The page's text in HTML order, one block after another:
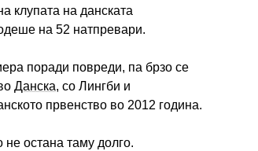
клупата на данската
на 52 натпревари.
поради повреди, па брзо се
Данска, со Лингби и
првенство во 2012 година.
остана таму долго.